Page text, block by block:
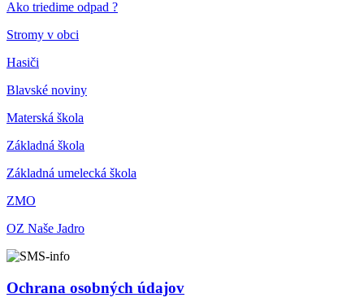
Ako triedime odpad ?
Stromy v obci
Hasiči
Blavské noviny
Materská škola
Základná škola
Základná umelecká škola
ZMO
OZ Naše Jadro
Ochrana osobných údajov